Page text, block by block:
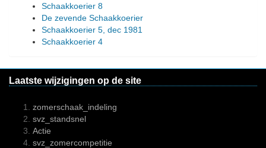
Schaakkoerier 8
De zevende Schaakkoerier
Schaakkoerier 5, dec 1981
Schaakkoerier 4
Laatste wijzigingen op de site
zomerschaak_indeling
svz_standsnel
Actie
svz_zomercompetitie